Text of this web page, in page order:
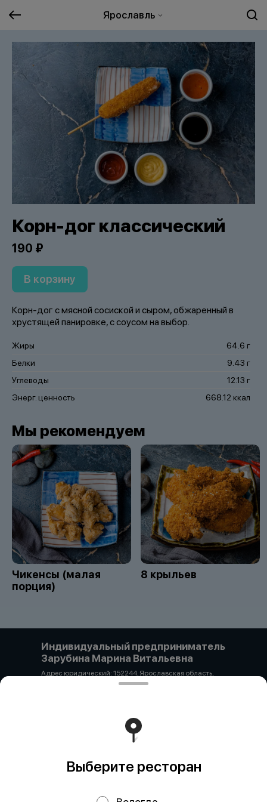
Ярославль
Корн-дог классический
190 ₽
В корзину
Корн-дог с мясной сосиской и сыром, обжаренный в
хрустящей панировке, с соусом на выбор.
Жиры
64.6 г
Белки
9.43 г
Углеводы
12.13 г
Энерг. ценность
668.12 ккал
Мы рекомендуем
Чикенсы (малая
порция)
8 крыльев
Индивидуальный предприниматель
Зарубина Марина Витальевна
Адрес юридический: 152244, Ярославская область,
Гаврилов-Ямский район, с. Унимерь, ул. Цветочная 3а
044525411 + 89206592965 pipyao20@mail.ru
Работает на эффективном ядре
Политика конфиденциальности
Выберите ресторан